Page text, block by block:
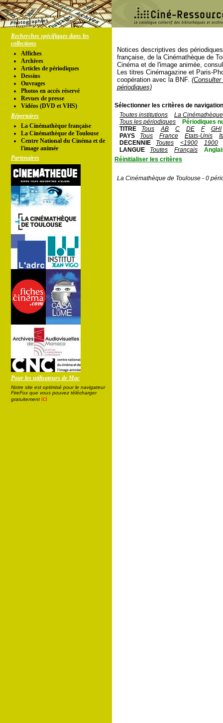
Recherches spécifiques dans les
collections
Affiches
Archives
Articles de périodiques
Dessins
Ouvrages
Photos en accés réservé
Revues de presse
Vidéos (DVD et VHS)
Répertoires
La Cinémathèque française
La Cinémathèque de Toulouse
Centre National du Cinéma et de
l'image animée
Partenaires
Pour les utilisateurs de Mac
Notre site est optimisé pour le navigateur
FireFox que vous pouvez télécharger
gratuitement ici
Notices descriptives des
française, de la Cinémathèque de
Cinéma et de l'image animée,
Les titres Cinémagazine et Paris-
coopération avec la BNF.
périodiques)
Sélectionner les critères de
Toutes institutions
La
Tous les périodiques
Périodiques
TITRE
Tous AB C DE F
GHI
PAYS
Tous France Etats-Unis
DECENNIE
Toutes <1900
1900
LANGUE
Toutes Français
Réinitialiser les critères
La Cinémathèque de Toulouse - 0